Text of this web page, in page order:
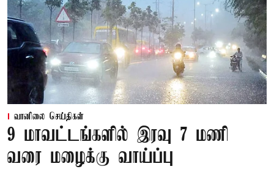
வானிலை செய்திகள்
9 மாவட்டங்களில் இரவு 7 மணி
வரை மழைக்கு வாய்ப்பு